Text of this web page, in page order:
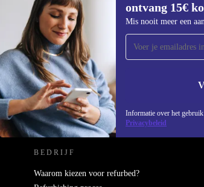
ontvang 15€
Mis nooit meer een
Informatie over het
Privacybeleid
Meld je aan voor onze
ontvang €15 korting!
Mis nooit meer een aanbieding.
REFURBED NEDERLAND -
BEDRIJF
Waarom kiezen voor refurbed?